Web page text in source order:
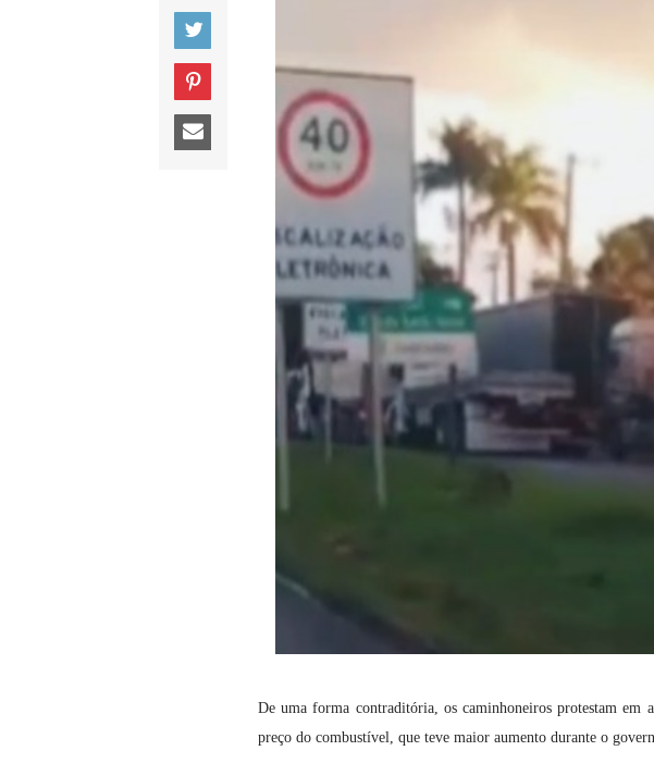
De uma forma contraditória, os caminhoneiros protestam em
preço do combustível, que teve maior aumento durante o